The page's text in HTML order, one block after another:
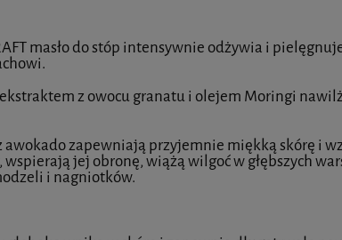
masło do stóp intensywnie odżywia i
z owocu granatu i olejem Moringi
awokado zapewniają przyjemnie miękką skórę i
wspierają jej obronę, wiążą wilgoć w głębszych
i nagniotków.